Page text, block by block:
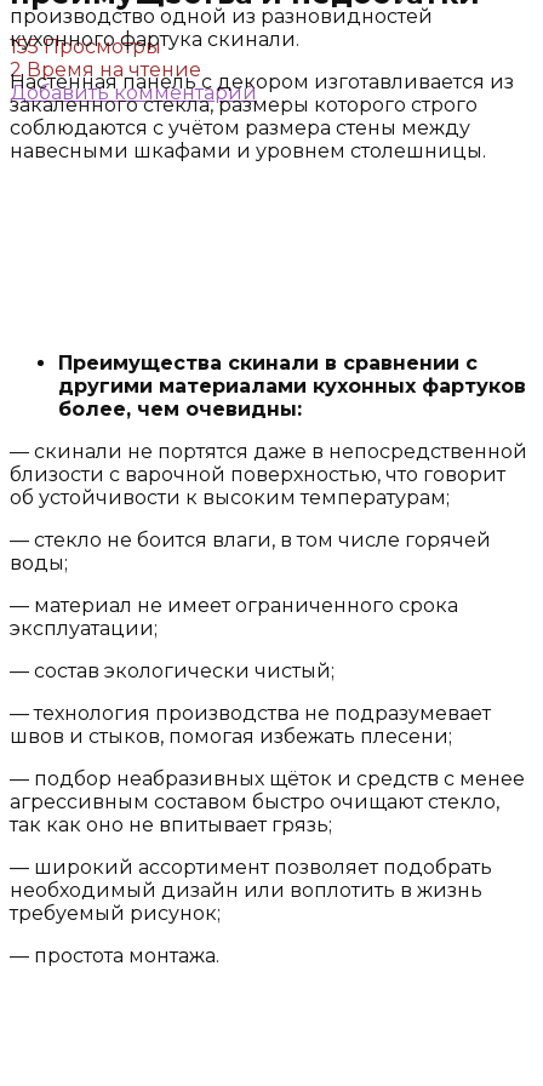
155 Просмотры
2 Время на чтение
Добавить комментарий
производство одной из разновидностей
кухонного фартука скинали.
Настенная панель с декором изготавливается из
закаленного стекла, размеры которого строго
соблюдаются с учётом размера стены между
навесными шкафами и уровнем столешницы.
Преимущества скинали в сравнении с
другими материалами кухонных фартуков
более, чем очевидны:
— скинали не портятся даже в непосредственной
близости с варочной поверхностью, что говорит
об устойчивости к высоким температурам;
— стекло не боится влаги, в том числе горячей
воды;
— материал не имеет ограниченного срока
эксплуатации;
— состав экологически чистый;
— технология производства не подразумевает
швов и стыков, помогая избежать плесени;
— подбор неабразивных щёток и средств с менее
агрессивным составом быстро очищают стекло,
так как оно не впитывает грязь;
— широкий ассортимент позволяет подобрать
необходимый дизайн или воплотить в жизнь
требуемый рисунок;
— простота монтажа.